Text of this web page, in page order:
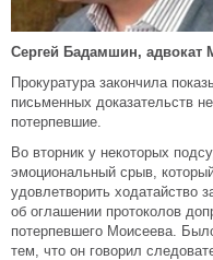
Сергей Бадамшин, адвокат
Прокуратура закончила
письменных доказательств
потерпевшие.
Во вторник у некоторых
эмоциональный срыв,
удовлетворить ходатайство
об оглашении протоколов
потерпевшего Моисеева.
тем, что он говорил